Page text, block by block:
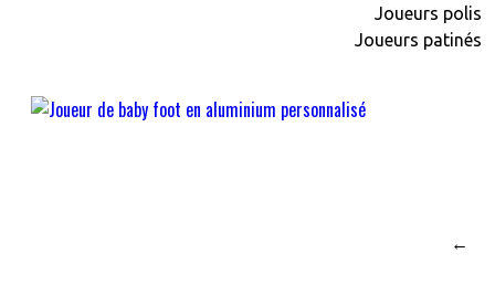
Joueurs polis
Joueurs patinés
←